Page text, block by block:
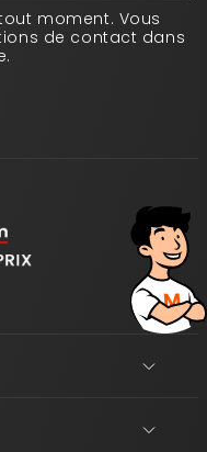
moment. Vous
de contact dans